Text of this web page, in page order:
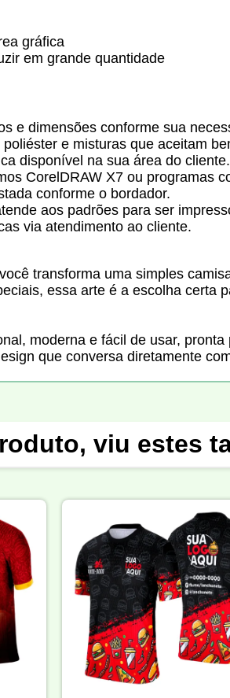
gráfica
em grande quantidade
e dimensões conforme sua
e misturas que aceitam
disponível na sua área do cliente.
CorelDRAW X7 ou programas
conforme o bordador.
aos padrões para ser
via atendimento ao cliente.
você transforma uma simples
essa arte é a escolha certa
moderna e fácil de usar,
que conversa diretamente
viu estes